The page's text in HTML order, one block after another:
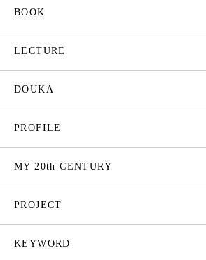
BOOK
LECTURE
DOUKA
PROFILE
MY 20th CENTURY
PROJECT
KEYWORD